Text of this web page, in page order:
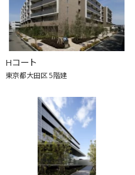
Hコート
東京都大田区5階建